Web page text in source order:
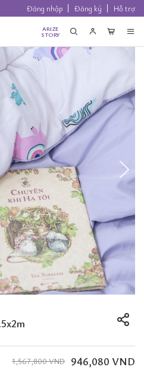
Đăng nhập Đăng ký Hỗ trợ
ARIZE
STORY
946,080 VND
1,567,800 VND